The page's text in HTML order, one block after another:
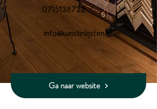
0715138722
info@kunstinlijsten.nl
Ga naar website